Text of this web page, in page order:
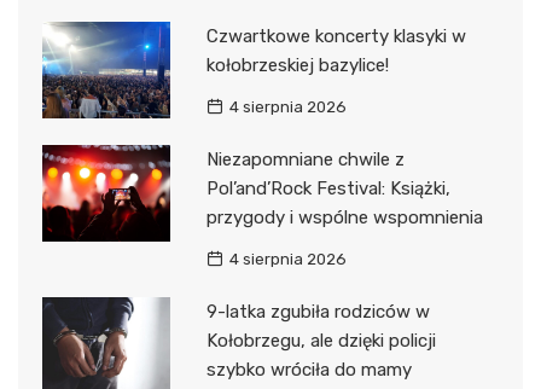
Czwartkowe koncerty klasyki w
kołobrzeskiej bazylice!
4 sierpnia 2026
Niezapomniane chwile z
Pol’and’Rock Festival: Książki,
przygody i wspólne wspomnienia
4 sierpnia 2026
9-latka zgubiła rodziców w
Kołobrzegu, ale dzięki policji
szybko wróciła do mamy